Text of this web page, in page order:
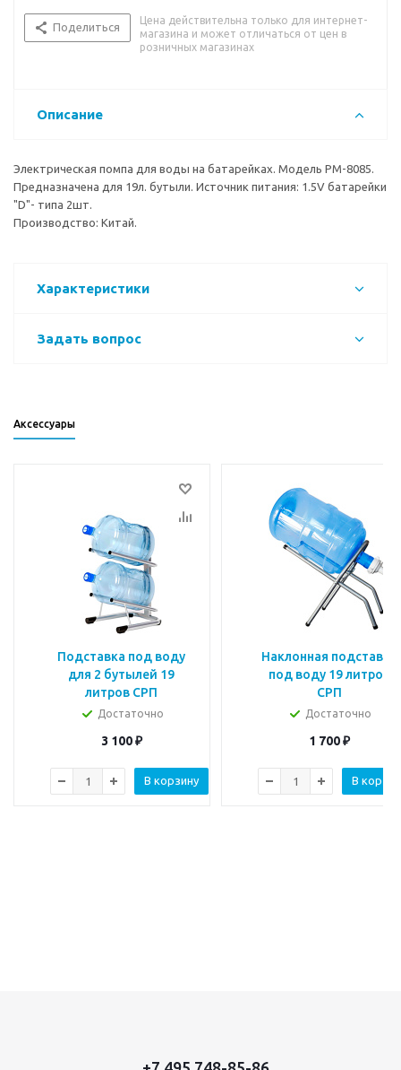
Поделиться
Цена действительна только для интернет-
магазина и может отличаться от цен в
розничных магазинах
Описание
Электрическая помпа для воды на батарейках. Модель PM-8085.
Предназначена для 19л. бутыли. Источник питания: 1.5V батарейки
"D"- типа 2шт.
Производство: Китай.
Характеристики
Задать вопрос
Аксессуары
Подставка под воду
для 2 бутылей 19
литров СРП
Достаточно
3 100₽
В корзину
Наклонная подставка
под воду 19 литров
СРП
Достаточно
1 700₽
В